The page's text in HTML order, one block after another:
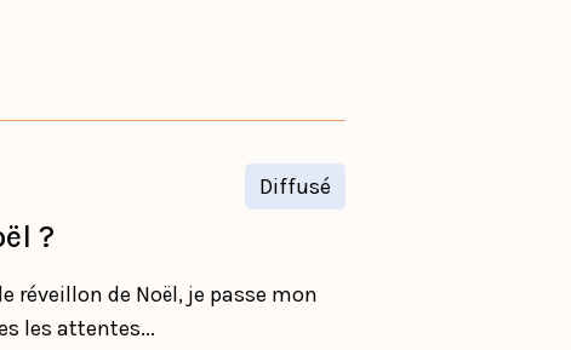
Diffusé
?
réveillon de Noël, je passe mon
les attentes...